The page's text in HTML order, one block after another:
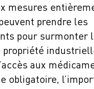
mesures
prendre les
pour surmonter
propriété
aux
obligatoire,